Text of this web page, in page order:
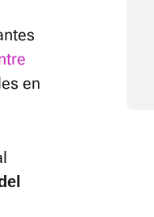
en